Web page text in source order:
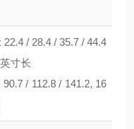
/ 28.4 / 35.7 / 44.4
寸长
/ 112.8 / 141.2, 16